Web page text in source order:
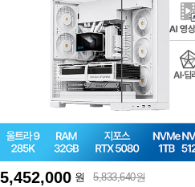
5,452,000 원 5,833,640원